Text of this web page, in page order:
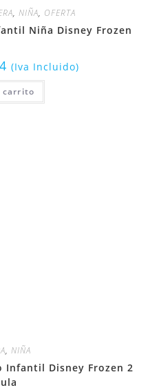
, NIÑA, OFERTA
Niña Disney Frozen
(Iva Incluido)
carrito
, NIÑA
Infantil Disney Frozen 2